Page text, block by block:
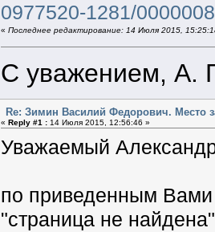
0977520-1281/
« Последнее редактирование: 14 Июля 2015,
С уважением, А.
Re: Зимин Василий Федорович. Место
« Reply #1 :14 Июля 2015, 12:56:46 »
Уважаемый
по приведенным
"страница не